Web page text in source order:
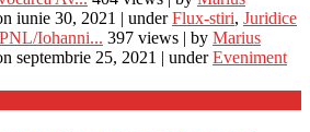
iunie 30, 2021 | underFlux-stiri, Juridice
Iohanni... 397 views | by Marius
septembrie 25, 2021 | underEveniment